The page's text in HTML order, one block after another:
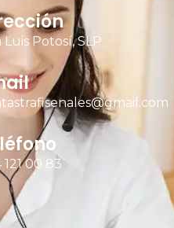
Luis Potosí, SLP
121 00 83